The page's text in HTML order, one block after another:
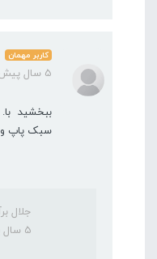
کاربر مهمان
5 سال پیش
ببخشید
سبک پاپ و
جلال
5 سال پیش